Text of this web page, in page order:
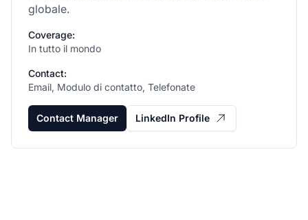
globale.
Coverage:
In tutto il mondo
Contact:
Email, Modulo di contatto, Telefonate
Contact Manager LinkedIn Profile